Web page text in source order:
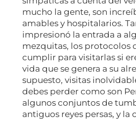
mucho la gente, son
amables y hospitalarios.
impresionó la entrada a
mezquitas, los protocolos
cumplir para visitarlas si
vida que se genera a su
supuesto, visitas
debes perder como son
algunos conjuntos de
antiguos reyes persas, y la